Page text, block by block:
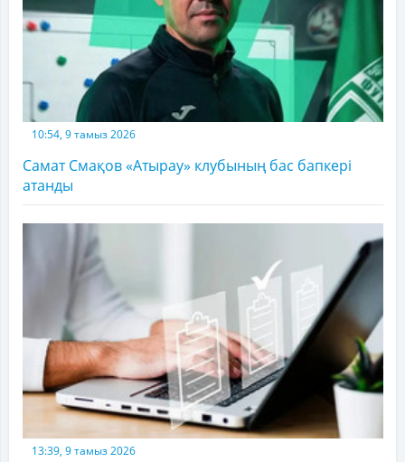
10:54, 9 тамыз 2026
Самат Смақов «Атырау» клубының бас бапкері
атанды
13:39, 9 тамыз 2026